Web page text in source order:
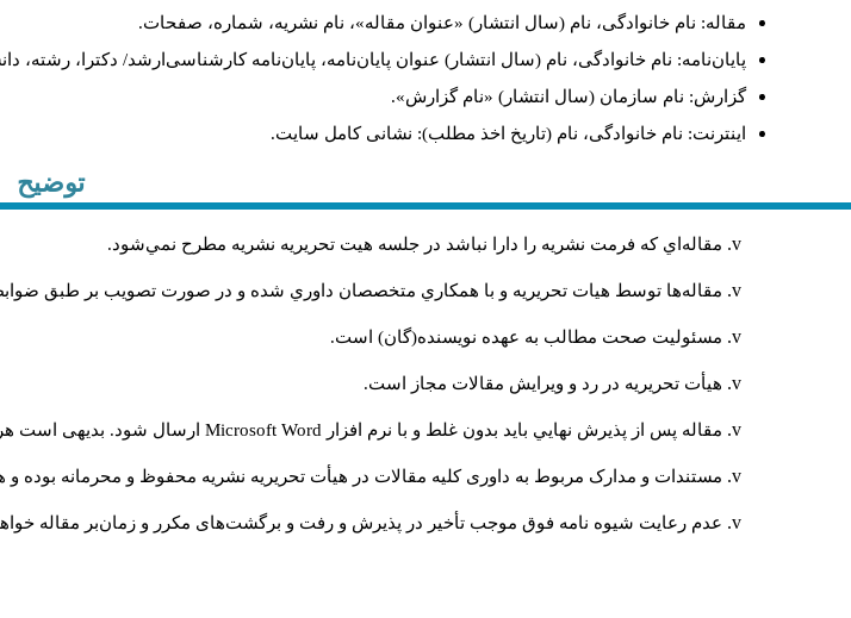
مقاله: نام خانوادگی، نام (سال انتشار) «عنوان مقاله»، نام نشریه، شماره، صفحات.
پایان‌نامه: نام خانوادگی، نام (سال انتشار) عنوان پایان‌نامه، پایان‌نامه کارشناسی‌ارشد/ دکترا، رشته،
گزارش: نام سازمان (سال انتشار) «نام گزارش».
اینترنت: نام خانوادگی، نام (تاریخ اخذ مطلب): نشانی کامل سایت.
توضیح
مقاله‌اي كه فرمت نشريه را دارا نباشد در جلسه هيت تحريريه نشريه مطرح نمي‌شود.
مقاله‌ها توسط هیات تحريريه و با همکاري متخصصان داوري شده و در صورت تصويب بر طبق
مسئوليت صحت مطالب به عهده نويسنده(گان) است.
هيأت تحريريه در رد و ويرايش مقالات مجاز است.
مقاله پس از پذيرش نهايي باید بدون غلط و با نرم افزار Microsoft Word ارسال شود. بدیهی است
مستندات و مدارک مربوط به داوری کلیه مقالات در هیأت تحریریه نشریه محفوظ و محرمانه بوده و
عدم رعایت شیوه نامه فوق موجب تأخیر در پذیرش و رفت و برگشت‌‌های مکرر و زمان‌بر مقاله